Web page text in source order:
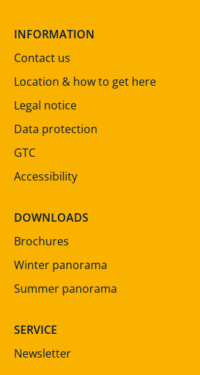
INFORMATION
Contact us
Location & how to get here
Legal notice
Data protection
GTC
Accessibility
DOWNLOADS
Brochures
Winter panorama
Summer panorama
SERVICE
Newsletter